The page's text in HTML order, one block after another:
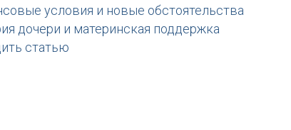
условия и новые обстоятельства
дочери и материнская поддержка
статью